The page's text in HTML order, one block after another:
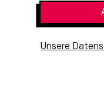
Unsere